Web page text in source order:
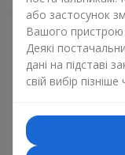
або застосунок
Вашого пристрою
Деякі
дані на підставі
свій вибір